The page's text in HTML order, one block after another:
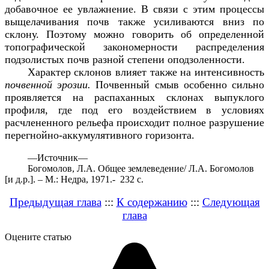
добавочное ее увлажнение. В связи с этим процессы
выщелачивания почв также усиливаются вниз по
склону. Поэтому можно говорить об определенной
топографической закономерности распределения
подзолистых почв разной степени оподзоленности.
Характер склонов влияет также на интенсивность
почвенной эрозии.Почвенный смыв особенно сильно
проявляется на распаханных склонах выпуклого
профиля, где под его воздействием в условиях
расчлененного рельефа происходит полное разрушение
перегнойно-аккумулятивного горизонта.
—Источник—
Богомолов, Л.А. Общее землеведение/ Л.А. Богомолов
[и д.р.]. – М.: Недра, 1971.- 232 с.
Предыдущая глава::: К содержанию::: Следующая
глава
Оцените статью